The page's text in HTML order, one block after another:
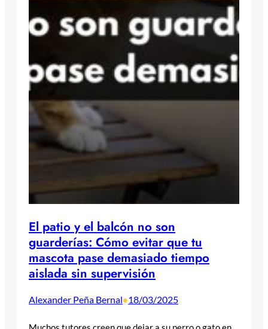
El patio y el balcón no son
guarderías: Cómo evitar que tu
mascota pase demasiado tiempo
aislada sin supervisión
Alexander Peña Bernal•18/03/2025